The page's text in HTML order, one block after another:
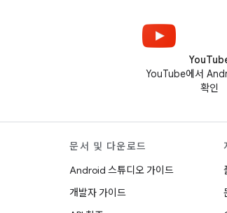
YouTube에서
확인
문서 및 다운로드
Android 스튜디오 가이드
개발자 가이드